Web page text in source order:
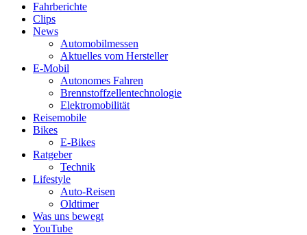
Fahrberichte
Clips
News
Automobilmessen
Aktuelles vom Hersteller
E-Mobil
Autonomes Fahren
Brennstoffzellentechnologie
Elektromobilität
Reisemobile
Bikes
E-Bikes
Ratgeber
Technik
Lifestyle
Auto-Reisen
Oldtimer
Was uns bewegt
YouTube